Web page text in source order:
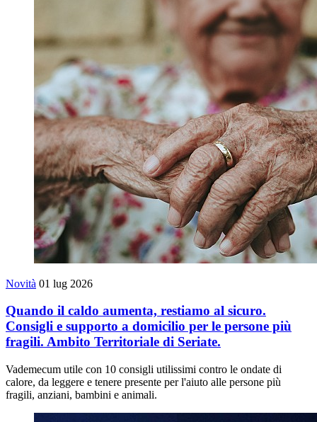
Novità 01 lug 2026
Quando il caldo aumenta, restiamo al sicuro.
Consigli e supporto a domicilio per le persone più
fragili. Ambito Territoriale di Seriate.
Vademecum utile con 10 consigli utilissimi contro le ondate di
calore, da leggere e tenere presente per l'aiuto alle persone più
fragili, anziani, bambini e animali.